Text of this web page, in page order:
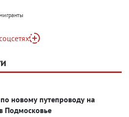
Дзен
новому путепроводу на
Подмосковье